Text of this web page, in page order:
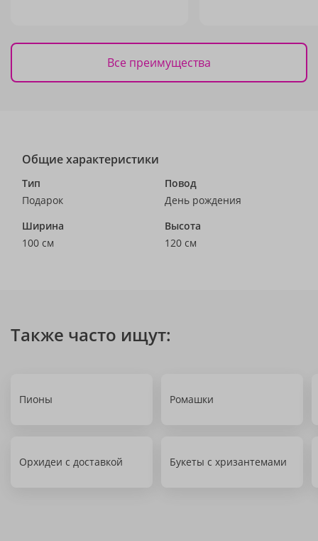
Все преимущества
Общие характеристики
Тип
Подарок
Повод
День рождения
Ширина
100 см
Высота
120 см
Также часто ищут:
Пионы Ромашки
Орхидеи с доставкой Букеты с хризантемами